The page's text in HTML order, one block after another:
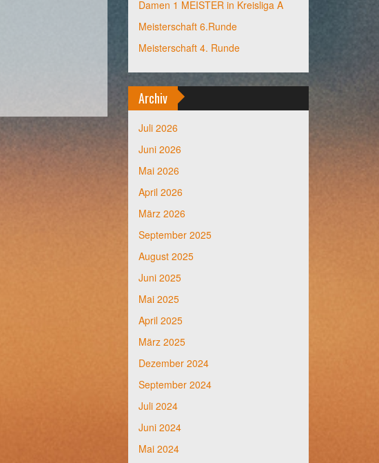
Damen 1 MEISTER in Kreisliga A
Meisterschaft 6.Runde
Meisterschaft 4. Runde
Archiv
Juli 2026
Juni 2026
Mai 2026
April 2026
März 2026
September 2025
August 2025
Juni 2025
Mai 2025
April 2025
März 2025
Dezember 2024
September 2024
Juli 2024
Juni 2024
Mai 2024